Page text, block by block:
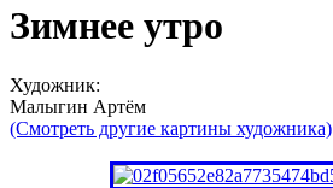
Зимнее утро
Художник:
Малыгин Артём
(Смотреть другие картины художника)